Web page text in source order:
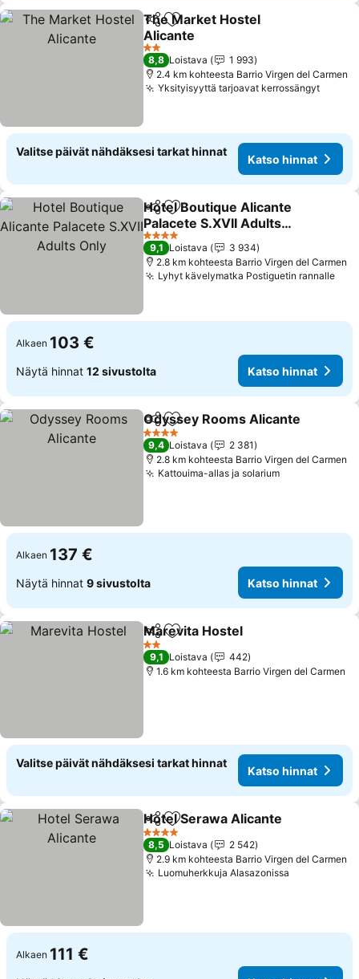
Jaa Lisää suosikkeihin
The Market Hostel
Alicante
2 Tähtiluokitus
8,8 Loistava
1 993
2.4 km kohteesta Barrio Virgen del Carmen
Yksityisyyttä tarjoavat kerrossängyt
Valitse päivät nähdäksesi tarkat hinnat
Katso hinnat
Jaa Lisää suosikkeihin
Hotel Boutique Alicante
Palacete S.XVII Adults
Only
4 Tähtiluokitus
9,1 Loistava
3 934
2.8 km kohteesta Barrio Virgen del Carmen
Lyhyt kävelymatka Postiguetin rannalle
Alkaen 103 €
Näytä hinnat 12 sivustolta Katso hinnat
Jaa Lisää suosikkeihin
Odyssey Rooms Alicante
4 Tähtiluokitus
9,4 Loistava
2 381
2.8 km kohteesta Barrio Virgen del Carmen
Kattouima-allas ja solarium
Alkaen 137 €
Näytä hinnat 9 sivustolta Katso hinnat
Jaa Lisää suosikkeihin
Marevita Hostel
2 Tähtiluokitus
9,1 Loistava
442
1.6 km kohteesta Barrio Virgen del Carmen
Valitse päivät nähdäksesi tarkat hinnat
Katso hinnat
Jaa Lisää suosikkeihin
Hotel Serawa Alicante
4 Tähtiluokitus
8,5 Loistava
2 542
2.9 km kohteesta Barrio Virgen del Carmen
Luomuherkkuja Alasazonissa
Alkaen 111 €